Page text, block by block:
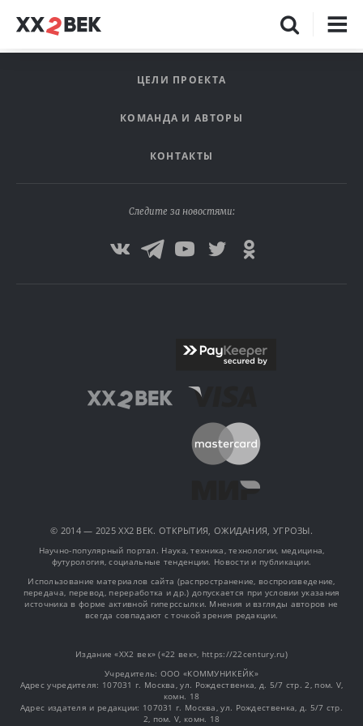
ЦЕЛИ ПРОЕКТА
КОМАНДА И АВТОРЫ
КОНТАКТЫ
Следите за новостями:
© 2014 — 2025 XX2 ВЕК. ОТКРЫТИЯ, ОЖИДАНИЯ, УГРОЗЫ.
Научно-популярный портал. Наука, техника, технологии, медицина,
футурология, социальные тенденции. Новости и публикации.
Использование материалов сайта (распространение, воспроизведение,
передача, перевод, переработка и др.) допускается при условии указания
источника в форме активной гиперссылки. Мнения и взгляды авторов не
всегда совпадают с точкой зрения редакции.
Издание «XX2 век» («22 век», https://22century.ru)
Учредитель: OOO «КОММУНИКЕЙК»
Адрес учредителя: 107031 г. Москва, ул. Рождественка, д. 5/7 стр. 2, пом. V,
комн. 18
Адрес издателя и редакции: 107031 г. Москва, ул. Рождественка, д. 5/7 стр.
2, пом. V, комн. 18